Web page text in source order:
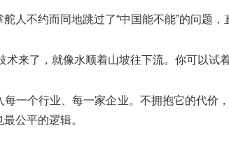
人不约而同地跳过了“中国能不能”的问题，
术来了，就像水顺着山坡往下流。你可以试
每一个行业、每一家企业。不拥抱它的代价
公平的逻辑。